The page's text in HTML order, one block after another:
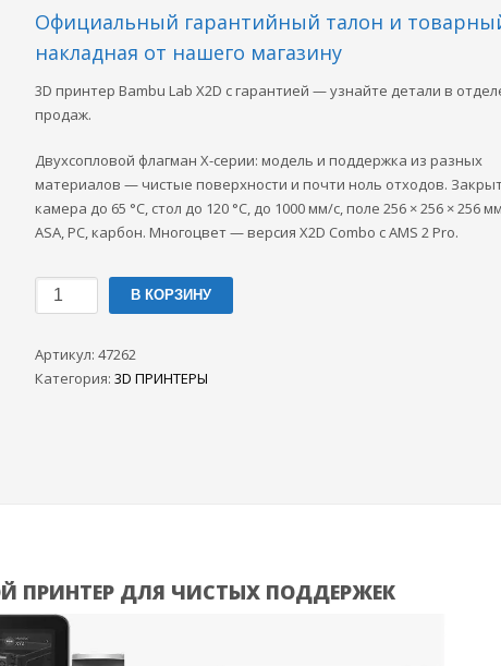
Официальный гарантийный талон и
накладная от нашего магазину
3D принтер Bambu Lab X2D с гарантией — узнайте детали в
продаж.
Двухсопловой флагман X-серии: модель и поддержка из разных
материалов — чистые поверхности и почти ноль отходов.
камера до 65 °C, стол до 120 °C, до 1000 мм/с, поле 256 × 256 × 256
ASA, PC, карбон. Многоцвет — версия X2D Combo с AMS 2 Pro.
Количество
товара
принтер
Bambu
В КОРЗИНУ
Артикул: 47262
Категория: 3D ПРИНТЕРЫ
ПРИНТЕР ДЛЯ ЧИСТЫХ ПОДДЕРЖЕК